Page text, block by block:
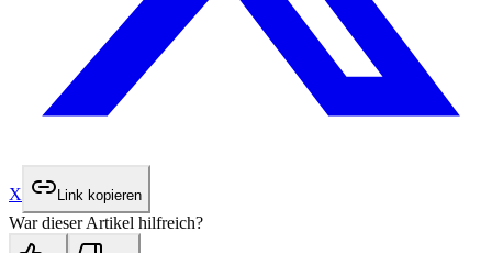
X Link kopieren
War dieser Artikel hilfreich?